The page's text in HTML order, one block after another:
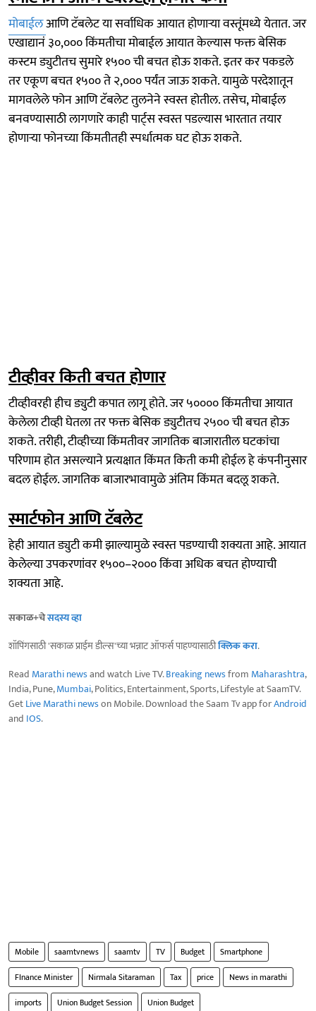
मोबाईलआणि टॅबलेट या सर्वाधिक आयात होणाऱ्या वस्तूंमध्ये येतात. जर
एखाद्यानं ३०,००० किंमतीचा मोबाईल आयात केल्यास फक्त बेसिक
कस्टम ड्युटीतच सुमारे १५०० ची बचत होऊ शकते. इतर कर पकडले
तर एकूण बचत १५०० ते २,००० पर्यंत जाऊ शकते. यामुळे परदेशातून
मागवलेले फोन आणि टॅबलेट तुलनेने स्वस्त होतील. तसेच, मोबाईल
बनवण्यासाठी लागणारे काही पार्ट्स स्वस्त पडल्यास भारतात तयार
होणाऱ्या फोनच्या किंमतीतही स्पर्धात्मक घट होऊ शकते.
टीव्हीवर किती बचत होणार
टीव्हीवरही हीच ड्युटी कपात लागू होते. जर ५०००० किंमतीचा आयात
केलेला टीव्ही घेतला तर फक्त बेसिक ड्युटीतच २५०० ची बचत होऊ
शकते. तरीही, टीव्हीच्या किंमतीवर जागतिक बाजारातील घटकांचा
परिणाम होत असल्याने प्रत्यक्षात किंमत किती कमी होईल हे कंपनीनुसार
बदल होईल. जागतिक बाजारभावामुळे अंतिम किंमत बदलू शकते.
स्मार्टफोन आणि टॅबलेट
हेही आयात ड्युटी कमी झाल्यामुळे स्वस्त पडण्याची शक्यता आहे. आयात
केलेल्या उपकरणांवर १५००–२००० किंवा अधिक बचत होण्याची
शक्यता आहे.
सकाळ+चेसदस्य व्हा
शॉपिंगसाठी 'सकाळ प्राईम डील्स'च्या भन्नाट ऑफर्स पाहण्यासाठीक्लिक करा.
Read Marathi newsand watch Live TV.Breaking newsfrom Maharashtra,
India, Pune,Mumbai, Politics, Entertainment, Sports, Lifestyle at SaamTV.
GetLive Marathi newson Mobile. Download the Saam Tv app forAndroid
and IOS.
Mobile saamtvnews saamtv TV Budget
Smartphone
FInance Minister
Nirmala Sitaraman Tax price
News in marathi
imports
Union Budget Session Union Budget